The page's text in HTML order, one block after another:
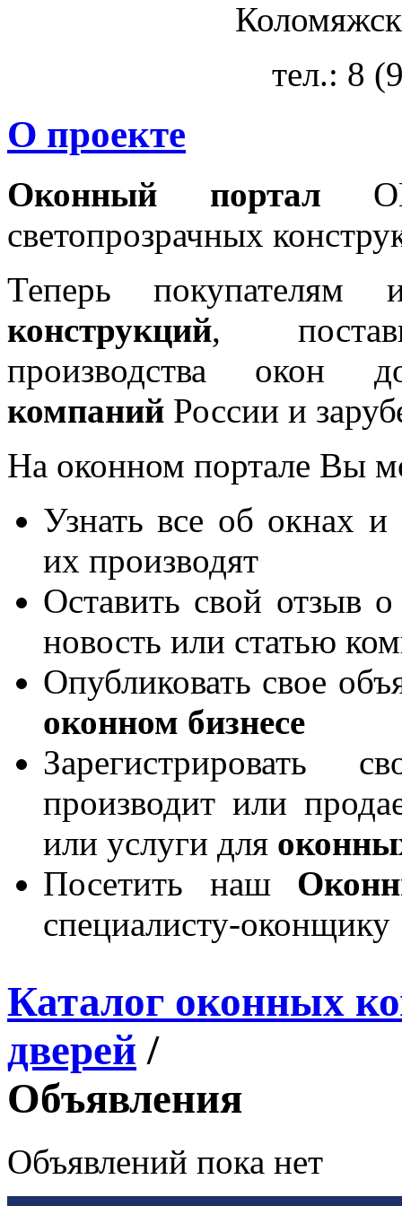
тел.: 8
О проекте
Оконный портал
светопрозрачных
Теперь покупателям
конструкций,
производства окон
компаний России и
На оконном портале Вы
Узнать все об окнах и
их производят
Оставить свой отзыв
новость или статью
Опубликовать свое
оконном бизнесе
производит или
или услуги для
Посетить наш
специалисту-оконщику
Каталог оконных
дверей /
Объявления
Объявлений пока нет